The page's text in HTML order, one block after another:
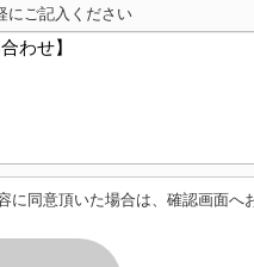
にご記入ください
に同意頂いた場合は、確認画面へ